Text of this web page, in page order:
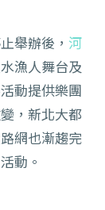
舉辦後， 河
漁人舞台及
動提供樂團
，新北大都
網也漸趨完
動。